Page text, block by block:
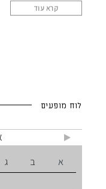
קרא עוד
לוח מופעים
א ב ג